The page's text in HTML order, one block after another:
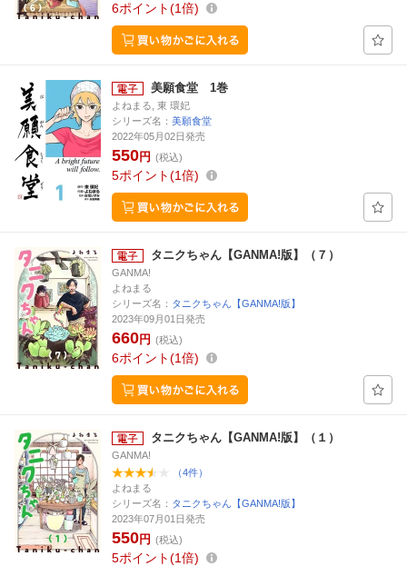
6ポイント 1倍
美願食堂 1巻
よねまる, 東 環妃
シリーズ名： 美願食堂
2022年05月02日発売
550円 (税込)
5ポイント 1倍
タニクちゃん【GANMA!版】（７）
GANMA!
よねまる
シリーズ名： タニクちゃん【GANMA!版】
2023年09月01日発売
660円 (税込)
6ポイント 1倍
タニクちゃん【GANMA!版】（１）
GANMA!
（4件）
よねまる
シリーズ名： タニクちゃん【GANMA!版】
2023年07月01日発売
550円 (税込)
5ポイント 1倍